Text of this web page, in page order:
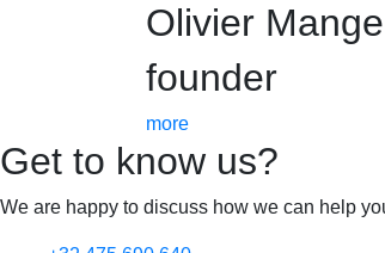
Olivier
founder
more
Get to know us?
We are happy to discuss how we can help